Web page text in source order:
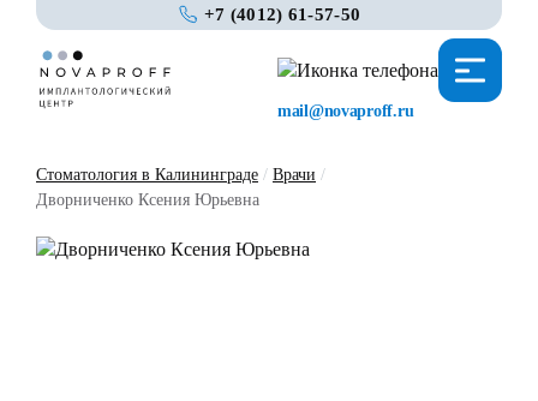
+7 (4012) 61-57-50
mail@novaproff.ru
Стоматология в Калининграде / Врачи /
Дворниченко Ксения Юрьевна